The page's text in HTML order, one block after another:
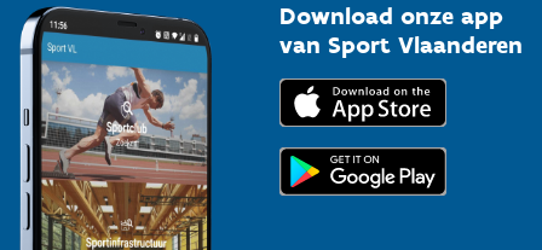
Download onze app
van Sport Vlaanderen